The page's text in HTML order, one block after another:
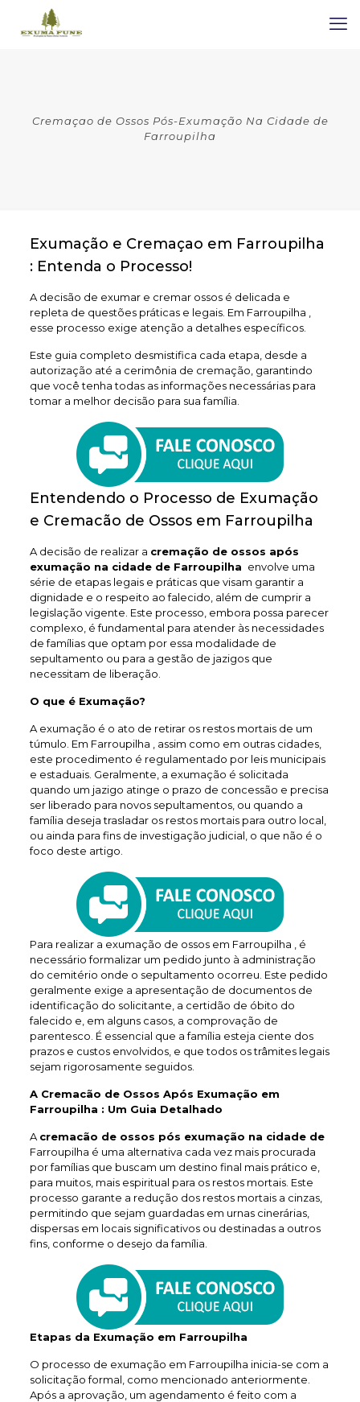
Cremaçao de Ossos Pós-Exumação Na Cidade de
Farroupilha
Exumação e Cremaçao em Farroupilha
: Entenda o Processo!
A decisão de exumar e cremar ossos é delicada e
repleta de questões práticas e legais. Em Farroupilha ,
esse processo exige atenção a detalhes específicos.
Este guia completo desmistifica cada etapa, desde a
autorização até a cerimônia de cremação, garantindo
que você tenha todas as informações necessárias para
tomar a melhor decisão para sua família.
Entendendo o Processo de Exumação
e Cremacão de Ossos em Farroupilha
A decisão de realizar a cremação de ossos após
exumação na cidade de Farroupilha envolve uma
série de etapas legais e práticas que visam garantir a
dignidade e o respeito ao falecido, além de cumprir a
legislação vigente. Este processo, embora possa parecer
complexo, é fundamental para atender às necessidades
de famílias que optam por essa modalidade de
sepultamento ou para a gestão de jazigos que
necessitam de liberação.
O que é Exumação?
A exumação é o ato de retirar os restos mortais de um
túmulo. Em Farroupilha , assim como em outras cidades,
este procedimento é regulamentado por leis municipais
e estaduais. Geralmente, a exumação é solicitada
quando um jazigo atinge o prazo de concessão e precisa
ser liberado para novos sepultamentos, ou quando a
família deseja trasladar os restos mortais para outro local,
ou ainda para fins de investigação judicial, o que não é o
foco deste artigo.
Para realizar a exumação de ossos em Farroupilha , é
necessário formalizar um pedido junto à administração
do cemitério onde o sepultamento ocorreu. Este pedido
geralmente exige a apresentação de documentos de
identificação do solicitante, a certidão de óbito do
falecido e, em alguns casos, a comprovação de
parentesco. É essencial que a família esteja ciente dos
prazos e custos envolvidos, e que todos os trâmites legais
sejam rigorosamente seguidos.
A Cremacão de Ossos Após Exumação em
Farroupilha : Um Guia Detalhado
A cremacão de ossos pós exumação na cidade de
Farroupilha é uma alternativa cada vez mais procurada
por famílias que buscam um destino final mais prático e,
para muitos, mais espiritual para os restos mortais. Este
processo garante a redução dos restos mortais a cinzas,
permitindo que sejam guardadas em urnas cinerárias,
dispersas em locais significativos ou destinadas a outros
fins, conforme o desejo da família.
Etapas da Exumação em Farroupilha
O processo de exumação em Farroupilha inicia-se com a
solicitação formal, como mencionado anteriormente.
Após a aprovação, um agendamento é feito com a